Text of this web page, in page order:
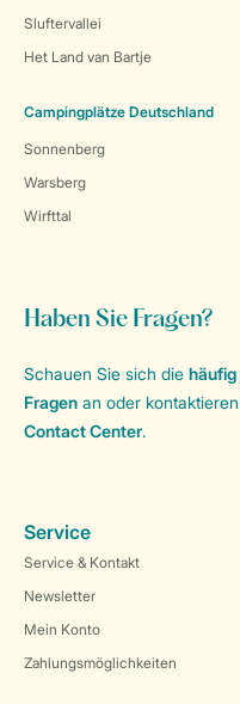
Sluftervallei
Het Land van Bartje
Campingplätze Deutschland
Sonnenberg
Warsberg
Wirfttal
Haben Sie Fragen?
Schauen Sie sich die
Fragen an oder
Contact Center.
Service
Service & Kontakt
Newsletter
Mein Konto
Zahlungsmöglichkeiten